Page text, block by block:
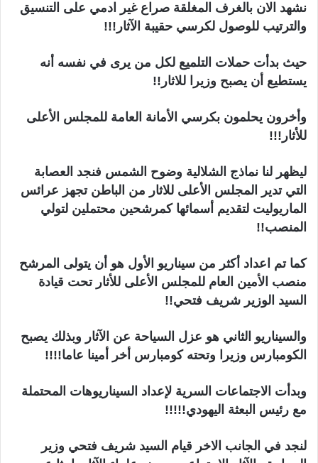
نشهد الان بالغرف المغلقة صراع غير ادمي على التنسيق
والترتيب للوصول لكرسي حقيبة الآثار!!!
حيث بدأت حملات التلميع لكل من يرى في نفسه أنه
يستطيع أن يصبح وزيرا للاثار!!
وأخرون يحلمون بكرسي الأمانة العامة للمجلس الأعلى
للأثار!!!
ليظهر لنا نماذج الشلالية وضوح الشمس فنجد العصابة
التي تدير المجلس الأعلى للاثار من الباطن تجهز عرائس
الماريوليت لتقديم أسمائها كمرشحين محتملين لتولي
المنصب!!
كما تم اعداد أكثر من سيناريو الأول هو أن يتولى المرشح
منصب الأمين العام للمجلس الأعلى للأثار تحت قيادة
السيد الوزير شريف فتحي!!
والسيناريو الثاني هو عزل السياحة عن الآثار وبذلك يصبح
الكومبارس وزيرا وتحته كومبارس أخر أمينا عاما!!!!
وبدأت الاجتماعات السرية لإعداد السيناريوهات المحتملة
مع رئيس البعثة اليهودي!!!!!
لنجد في الجانب الاخر قيام السيد شريف فتحي وزير